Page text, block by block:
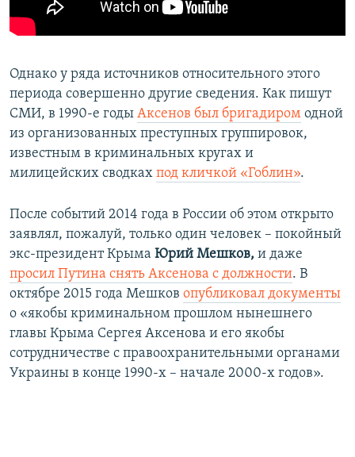
Однако у ряда источников относительного этого
периода совершенно другие сведения. Как пишут
СМИ, в 1990-е годы Аксенов был бригадиром одной
из организованных преступных группировок,
известным в криминальных кругах и
милицейских сводках под кличкой «Гоблин».
После событий 2014 года в России об этом открыто
заявлял, пожалуй, только один человек – покойный
экс-президент Крыма Юрий Мешков, и даже
просил Путина снять Аксенова с должности. В
октябре 2015 года Мешков опубликовал документы
о «якобы криминальном прошлом нынешнего
главы Крыма Сергея Аксенова и его якобы
сотрудничестве с правоохранительными органами
Украины в конце 1990-х – начале 2000-х годов».